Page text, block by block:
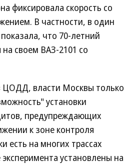
фиксировала скорость со
В частности, в один
что 70-летний
своем ВАЗ-2101 со
ЦОДД, власти Москвы только
установки
предупреждающих
к зоне контроля
есть на многих трассах
установлены на